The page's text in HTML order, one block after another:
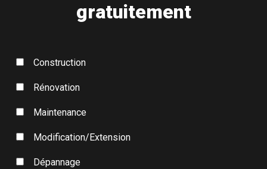
gratuitement
Construction
Rénovation
Maintenance
Modification/Extension
Dépannage